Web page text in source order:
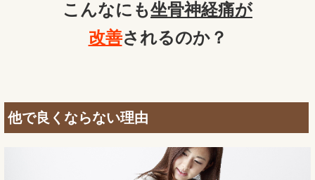
こんなにも坐骨神経痛が
改善されるのか？
他で良くならない理由